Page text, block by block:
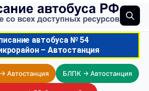
автобуса № 54
– Автостанция
Автостанция БЛПК → Автостанция